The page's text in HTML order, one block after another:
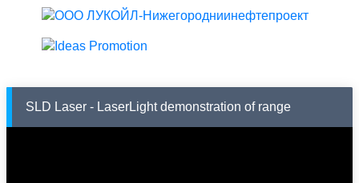
SLD Laser - LaserLight demonstration of range